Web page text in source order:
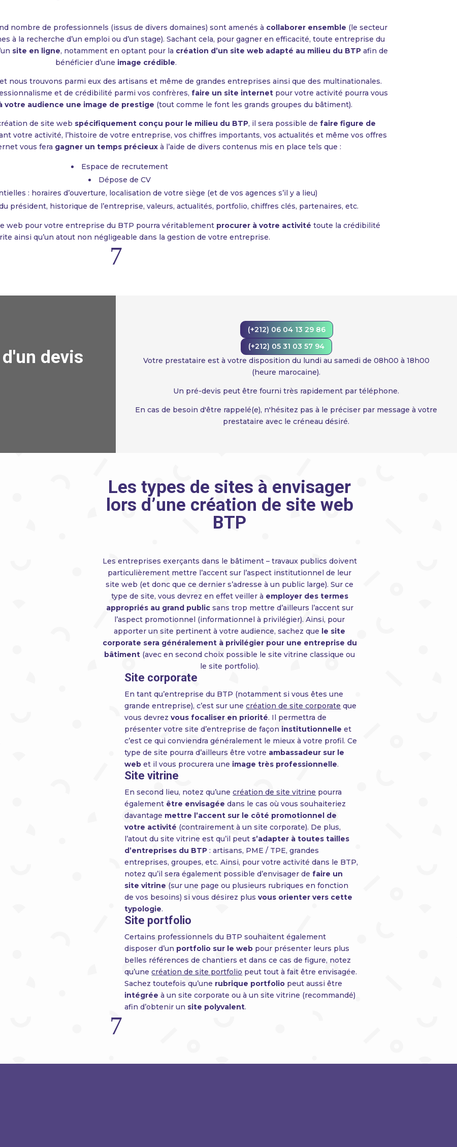
nombre de professionnels (issus de divers domaines) sont amenés à collaborer ensemble (le secteur
à la recherche d’un emploi ou d’un stage). Sachant cela, pour gagner en efficacité, toute entreprise du
site en ligne, notamment en optant pour la création d’un site web adapté au milieu du BTPafin de
bénéficier d’une image crédible.
nous trouvons parmi eux des artisans et même de grandes entreprises ainsi que des multinationales.
et de crédibilité parmi vos confrères, faire un site internet pour votre activité pourra vous
votre audience une image de prestige (tout comme le font les grands groupes du bâtiment).
de site web spécifiquement conçu pour le milieu du BTP, il sera possible de faire figure de
votre activité, l’histoire de votre entreprise, vos chiffres importants, vos actualités et même vos offres
vous fera gagner un temps précieuxà l’aide de divers contenus mis en place tels que :
Espace de recrutement
Dépose de CV
: horaires d’ouverture, localisation de votre siège (et de vos agences s’il y a lieu)
président, historique de l’entreprise, valeurs, actualités, portfolio, chiffres clés, partenaires, etc.
web pour votre entreprise du BTP pourra véritablement procurer à votre activité toute la crédibilité
ainsi qu’un atout non négligeable dans la gestion de votre entreprise.
7
devis
(+212) 06 04 13 29 86
(+212) 05 31 03 57 94
Votre prestataire est à votre disposition du lundi au samedi de 08h00 à 18h00
(heure marocaine).
Un pré-devis peut être fourni très rapidement par téléphone.
En cas de besoin d'être rappelé(e), n'hésitez pas à le préciser par message à votre
prestataire avec le créneau désiré.
Les types de sites à envisager
lors d’une création de site web
BTP
Les entreprises exerçants dans le bâtiment – travaux publics doivent
particulièrement mettre l’accent sur l’aspect institutionnel de leur
site web (et donc que ce dernier s’adresse à un public large). Sur ce
type de site, vous devrez en effet veiller à employer des termes
appropriés au grand publicsans trop mettre d’ailleurs l’accent sur
l’aspect promotionnel (informationnel à privilégier). Ainsi, pour
apporter un site pertinent à votre audience, sachez que le site
corporate sera généralement à privilégier pour une entreprise du
bâtiment (avec en second choix possible le site vitrine classique ou
le site portfolio).
Site corporate
En tant qu’entreprise du BTP (notamment si vous êtes une
grande entreprise), c’est sur unecréation de site corporate que
vous devrezvous focaliser en priorité. Il permettra de
présenter votre site d’entreprise de façon institutionnelle et
c’est ce qui conviendra généralement le mieux à votre profil. Ce
type de site pourra d’ailleurs être votre ambassadeur sur le
web et il vous procurera une image très professionnelle.
Site vitrine
En second lieu, notez qu’unecréation de site vitrine pourra
également être envisagée dans le cas où vous souhaiteriez
davantage mettre l’accent sur le côté promotionnel de
votre activité (contrairement à un site corporate). De plus,
l’atout du site vitrine est qu’il peut s’adapter à toutes tailles
d’entreprises du BTP : artisans, PME / TPE, grandes
entreprises, groupes, etc. Ainsi, pour votre activité dans le BTP,
notez qu’il sera également possible d’envisager defaire un
site vitrine (sur une page ou plusieurs rubriques en fonction
de vos besoins) si vous désirez plusvous orienter vers cette
typologie.
Site portfolio
Certains professionnels du BTP souhaitent également
disposer d’un portfolio sur le web pour présenter leurs plus
belles références de chantiers et dans ce cas de figure, notez
qu’unecréation de site portfolio peut tout à fait être envisagée.
Sachez toutefois qu’une rubrique portfolio peut aussi être
intégrée à un site corporate ou à un site vitrine (recommandé)
afin d’obtenir un site polyvalent.
7